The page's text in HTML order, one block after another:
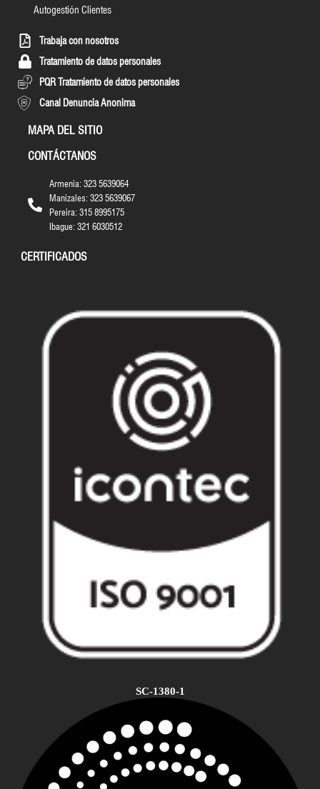
Autogestión Clientes
Trabaja con nosotros
Tratamiento de datos personales
PQR Tratamiento de datos personales
Canal Denuncia Anonima
MAPA DEL SITIO
CONTÁCTANOS
Armenia: 323 5639064
Manizales: 323 5639067
Pereira: 315 8995175
Ibague: 321 6030512
CERTIFICADOS
SC-1380-1